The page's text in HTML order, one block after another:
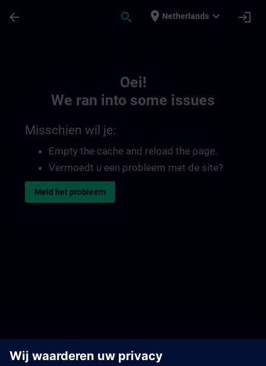
arrow_back search place Netherlands expand_more login
Oei!
We ran into some issues
Misschien wil je:
Empty the cache and reload the page.
Vermoedt u een probleem met de site?
Meld het probleem